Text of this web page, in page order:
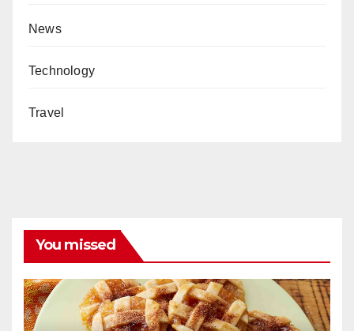
News
Technology
Travel
You missed